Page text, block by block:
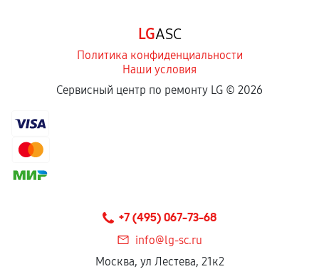
отдельных условиях.
Если комплектующие куплены
сохраняться полностью или частично, если
соблюдены следующие условия:
Установка была выполнена нашим сервисным
LGASC
Политика конфиденциальности
Наши условия
Сервисный центр по ремонту LG © 2026
+7 (495) 067-73-68
info@lg-sc.ru
Москва, ул Лестева, 21к2